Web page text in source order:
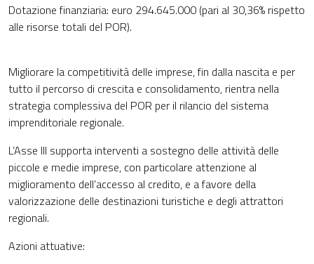
Dotazione finanziaria: euro 294.645.000 (pari al 30,36% rispetto
alle risorse totali del POR).
Migliorare la competitività delle imprese, fin dalla nascita e per
tutto il percorso di crescita e consolidamento, rientra nella
strategia complessiva del POR per il rilancio del sistema
imprenditoriale regionale.
L’Asse III supporta interventi a sostegno delle attività delle
piccole e medie imprese, con particolare attenzione al
miglioramento dell’accesso al credito, e a favore della
valorizzazione delle destinazioni turistiche e degli attrattori
regionali.
Azioni attuative: